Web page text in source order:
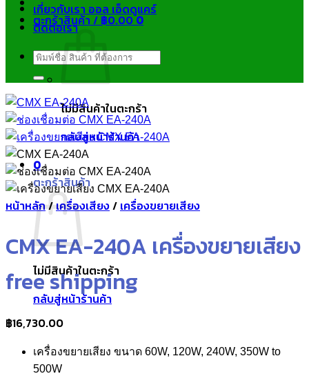
ตะกร้าสินค้า /฿0.000
ไม่มีสินค้าในตะกร้า
กลับสู่หน้าร้านค้า
0
ตะกร้าสินค้า
ไม่มีสินค้าในตะกร้า
กลับสู่หน้าร้านค้า
เกี่ยวกับเรา ออล เอ็ดดูแคร์
ติดต่อเรา
ค้นหา:
หน้าหลัก/เครื่องเสียง/ เครื่องขยายเสียง
CMX EA-240A เครื่องขยายเสียง
free shipping
฿16,730.00
เครื่องขยายเสียง ขนาด 60W, 120W, 240W, 350W to
500W